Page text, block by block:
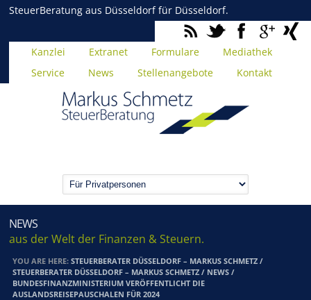
SteuerBeratung aus Düsseldorf für Düsseldorf.
Kanzlei Extranet Formulare
Mediathek
Service
News Stellenangebote Kontakt
NEWS
aus der Welt der Finanzen & Steuern.
YOU ARE HERE:STEUERBERATER DÜSSELDORF – MARKUS SCHMETZ /
STEUERBERATER DÜSSELDORF – MARKUS SCHMETZ / NEWS /
BUNDESFINANZMINISTERIUM VERÖFFENTLICHT DIE
AUSLANDSREISEPAUSCHALEN FÜR 2024